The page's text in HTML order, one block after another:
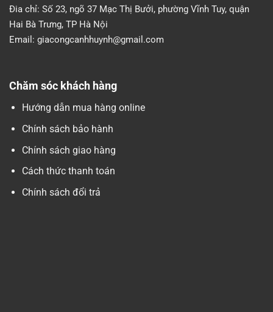
Đia chỉ: Số 23, ngõ 37 Mạc Thị Bưởi, phường Vĩnh Tuy, quận
Hai Bà Trưng, TP Hà Nội
Email: giacongcanhhuynh@gmail.com
Chăm sóc khách hàng
Hướng dẫn mua hàng online
Chính sách bảo hành
Chính sách giao hàng
Cách thức thanh toán
Chính sách đổi trả